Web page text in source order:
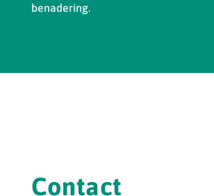
benadering.
Contact